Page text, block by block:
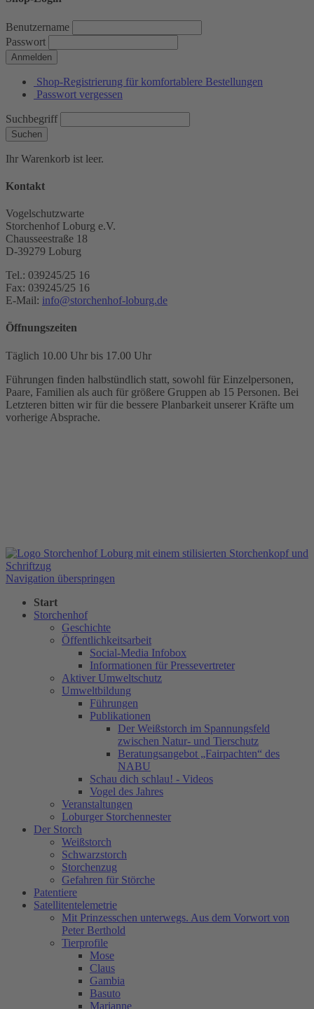
Benutzername
Passwort
Anmelden
Shop-Registrierung für komfortablere Bestellungen
Passwort vergessen
Suchbegriff
Suchen
Ihr Warenkorb ist leer.
Kontakt
Vogelschutzwarte
Storchenhof Loburg e.V.
Chausseestraße 18
D-39279 Loburg
Tel.: 039245/25 16
Fax: 039245/25 16
E-Mail: info@storchenhof-loburg.de
Öffnungszeiten
Täglich 10.00 Uhr bis 17.00 Uhr
Führungen finden halbstündlich statt, sowohl für Einzelpersonen,
Paare, Familien als auch für größere Gruppen ab 15 Personen. Bei
Letzteren bitten wir für die bessere Planbarkeit unserer Kräfte um
vorherige Absprache.
Navigation überspringen
Start
Storchenhof
Geschichte
Öffentlichkeitsarbeit
Social-Media Infobox
Informationen für Pressevertreter
Aktiver Umweltschutz
Umweltbildung
Führungen
Publikationen
Der Weißstorch im Spannungsfeld
zwischen Natur- und Tierschutz
Beratungsangebot „Fairpachten“ des
NABU
Schau dich schlau! - Videos
Vogel des Jahres
Veranstaltungen
Loburger Storchennester
Der Storch
Weißstorch
Schwarzstorch
Storchenzug
Gefahren für Störche
Patentiere
Satellitentelemetrie
Mit Prinzesschen unterwegs. Aus dem Vorwort von
Peter Berthold
Tierprofile
Mose
Claus
Gambia
Basuto
Marianne